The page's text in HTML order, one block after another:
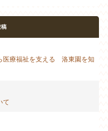
稿
医療福祉を支える 洛東園を知
て